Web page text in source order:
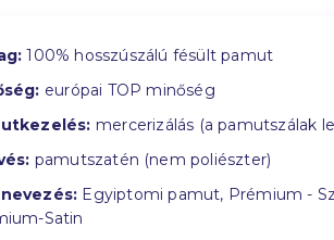
100% hosszúszálú fésült pamut
európai TOP minőség
mercerizálás (a pamutszálak
pamutszatén (nem poliészter)
Egyiptomi pamut, Prémium -
Satin